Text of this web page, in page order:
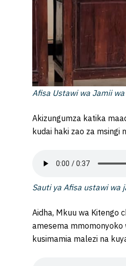
Afisa Ustawi wa Jamii
Akizungumza katika
kudai haki zao za
Sauti ya Afisa ustawi wa
Aidha, Mkuu wa Kitengo
amesema
kusimamia malezi na